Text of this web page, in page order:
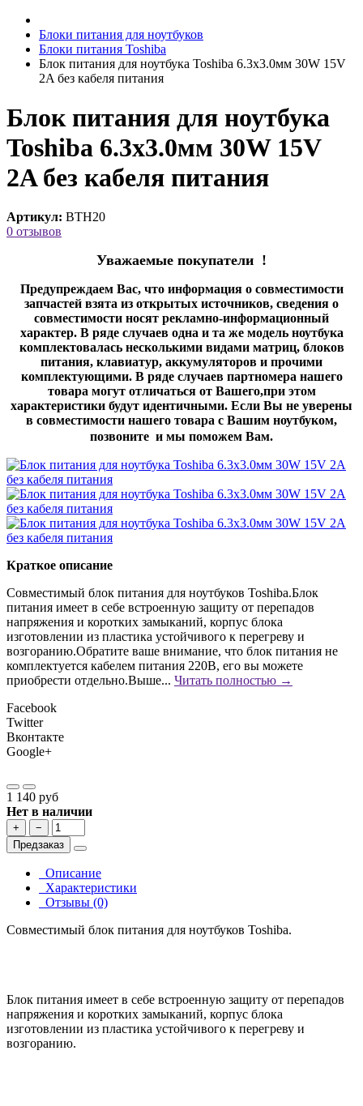
Блоки питания для ноутбуков
Блоки питания Toshiba
Блок питания для ноутбука Toshiba 6.3x3.0мм 30W 15V
2A без кабеля питания
Блок питания для ноутбука
Toshiba 6.3x3.0мм 30W 15V
2A без кабеля питания
Артикул: BTH20
0 отзывов
Уважаемые покупатели !
Предупреждаем Вас, что информация о совместимости
запчастей взята из открытых источников, сведения о
совместимости носят рекламно-информационный
характер. В ряде случаев одна и та же модель ноутбука
комплектовалась несколькими видами матриц, блоков
питания, клавиатур, аккумуляторов и прочими
комплектующими. В ряде случаев партномера нашего
товара могут отличаться от Вашего,при этом
характеристики будут идентичными. Если Вы не уверены
в совместимости нашего товара с Вашим ноутбуком,
позвоните и мы поможем Вам.
Краткое описание
Совместимый блок питания для ноутбуков Toshiba.Блок
питания имеет в себе встроенную защиту от перепадов
напряжения и коротких замыканий, корпус блока
изготовлении из пластика устойчивого к перегреву и
возгоранию.Обратите ваше внимание, что блок питания не
комплектуется кабелем питания 220В, его вы можете
приобрести отдельно.Выше... Читать полностью →
Facebook
Twitter
Вконтакте
Google+
1 140 руб
Нет в наличии
+
−
Предзаказ
Описание
Характеристики
Отзывы (0)
Совместимый блок питания для ноутбуков Toshiba.
Блок питания имеет в себе встроенную защиту от перепадов
напряжения и коротких замыканий, корпус блока
изготовлении из пластика устойчивого к перегреву и
возгоранию.